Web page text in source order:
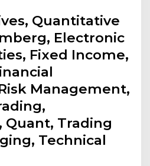
Quantitative
Electronic
Fixed Income,
Management,
Quant, Trading
Technical